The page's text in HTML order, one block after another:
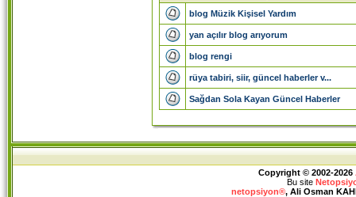
blog Müzik Kişisel Yardım
yan açılır blog arıyorum
blog rengi
rüya tabiri, siir, güncel haberler v...
Sağdan Sola Kayan Güncel Haberler
Copyright © 2002-2026
Bu site
netopsiyon®, Ali Osman